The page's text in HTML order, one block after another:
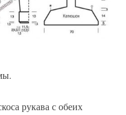
рукава с обеих